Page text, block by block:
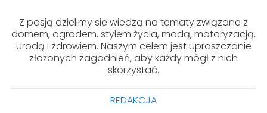
Z pasją dzielimy się wiedzą na tematy związane z
domem, ogrodem, stylem życia, modą, motoryzacją,
urodą i zdrowiem. Naszym celem jest upraszczanie
złożonych zagadnień, aby każdy mógł z nich
skorzystać.
REDAKCJA